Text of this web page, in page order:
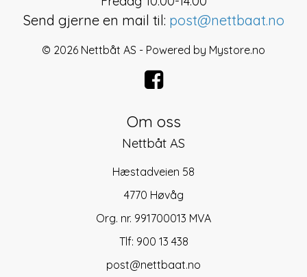
Send gjerne en mail til: post@nettbaat.no
© 2026 Nettbåt AS - Powered by Mystore.no
Om oss
Nettbåt AS
Hæstadveien 58
4770 Høvåg
Org. nr. 991700013 MVA
Tlf: 900 13 438
post@nettbaat.no